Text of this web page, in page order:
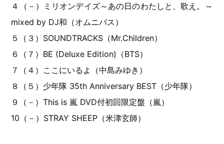
４（－）ミリオンデイズ～あの日のわたしと、歌え。～
mixed by DJ和（オムニバス）
５（３）SOUNDTRACKS（Mr.Children）
６（７）BE (Deluxe Edition)（BTS）
７（４）ここにいるよ（中島みゆき）
８（５）少年隊 35th Anniversary BEST（少年隊）
９（－）This is 嵐 DVD付初回限定盤（嵐）
10（－）STRAY SHEEP（米津玄師）